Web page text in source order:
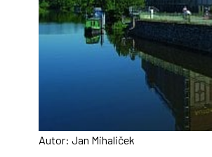
Autor: Jan Mihaliček